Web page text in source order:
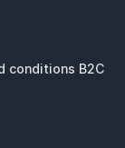
conditions B2C